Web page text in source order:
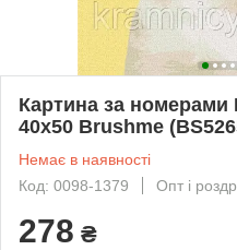
Картина за
40х50 Brushme
Немає в наявності
Код: 0098-1379
Опт і
278 ₴